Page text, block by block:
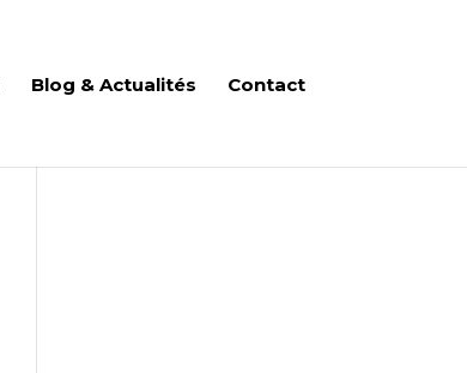
Blog & Actualités Contact